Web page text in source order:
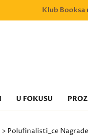
Klub Booksa
U FOKUSU
> Polufinalisti_ce